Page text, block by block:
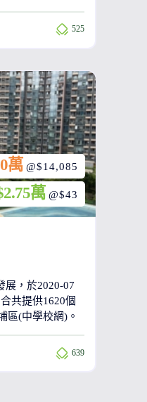
525
展，於2020-07
共提供1620個
區(中學校網)。
639
萬 @$14,085
萬 @$43